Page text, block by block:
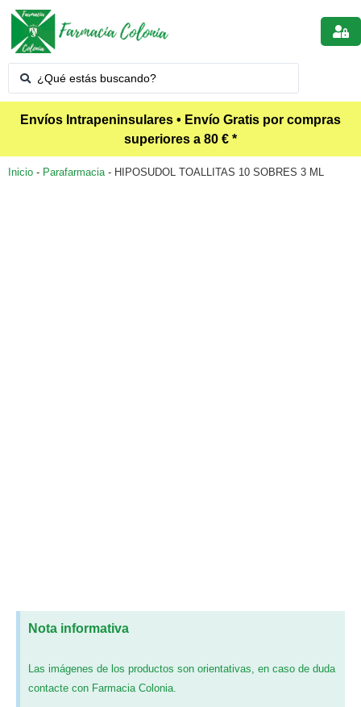
Envíos Intrapeninsulares • Envío Gratis por compras
superiores a 80 € *
Inicio - Parafarmacia- HIPOSUDOL TOALLITAS 10 SOBRES 3 ML
Nota informativa
Las imágenes de los productos son orientativas, en caso de duda
contacte con Farmacia Colonia.